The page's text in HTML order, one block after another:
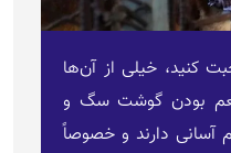
کنید، خیلی از آن‌ها
بودن گوشت سگ و
دارند و خصوصاً